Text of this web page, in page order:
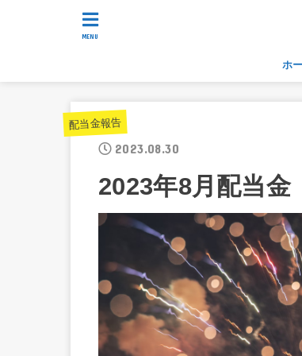
ホ
MENU
配当金報告
2023.08.30
2023年8月配当金